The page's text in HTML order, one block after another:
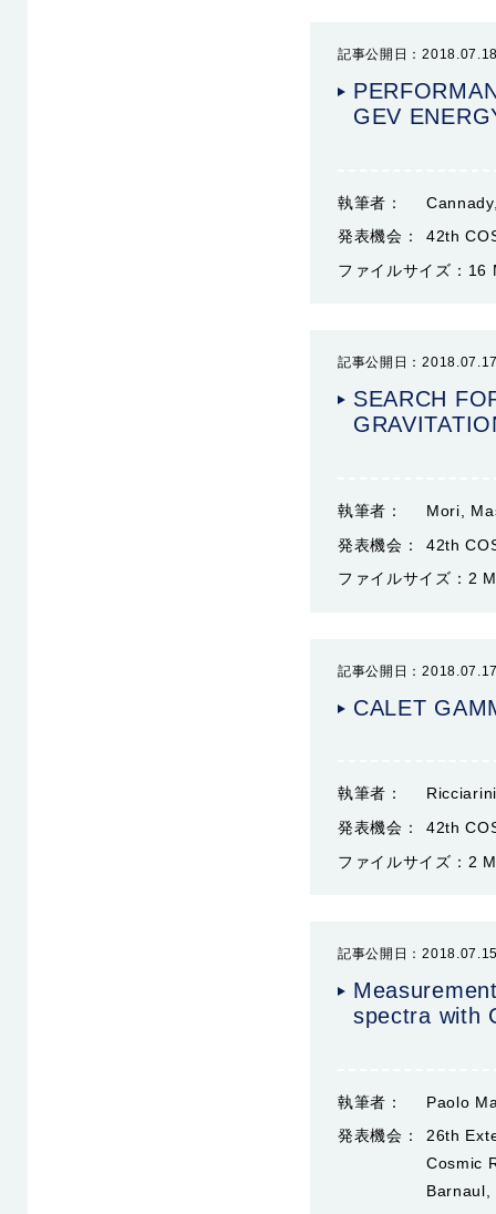
記事公開日：
GEV
執筆者：
発表機会：
42th
ファイルサイズ： 16
記事公開日：
SEARCH
執筆者：
Mori,
発表機会：
42th
ファイルサイズ： 2
記事公開日：
CALET
執筆者：
発表機会：
42th
ファイルサイズ： 2
記事公開日：
spectra with
執筆者：
Paolo
発表機会：
26th
Cosmic
Barnaul,